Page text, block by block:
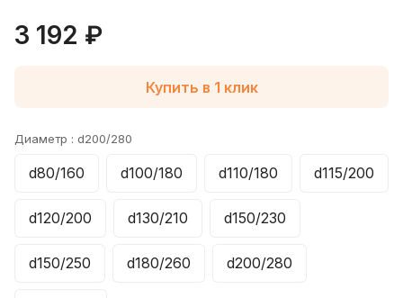
3 192 ₽
Купить в 1 клик
Диаметр : d200/280
d80/160 d100/180 d110/180 d115/200
d120/200 d130/210 d150/230
d150/250 d180/260 d200/280